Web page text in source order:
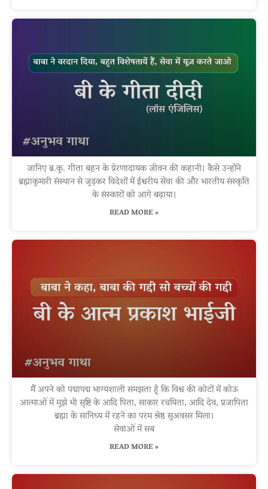
जानिए ब्र.कु. गीता बहन के प्रेरणादायक जीवन की कहानी। कैसे उन्होंने
ब्रह्माकुमारी संस्थान से जुड़कर विदेशों में ईश्वरीय सेवा की और भारतीय संस्कृति
के संस्कारों को आगे बढ़ाया।
READ MORE »
मैं अपने को पद्मापद्म भाग्यशाली समझता हूँ कि विश्व की कोटों में कोऊ
आत्माओं में मुझे भी सृष्टि के आदि पिता, साकार रचयिता, आदि देव, प्रजापिता
ब्रह्मा के सानिध्य में रहने का परम श्रेष्ठ सुअवसर मिला।
सेवाओं में सब
READ MORE »